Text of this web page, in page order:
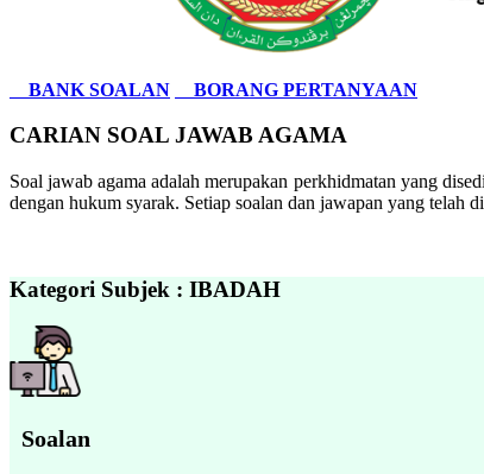
BANK SOALAN BORANG PERTANYAAN
CARIAN SOAL JAWAB AGAMA
Soal jawab agama adalah merupakan perkhidmatan yang
dengan hukum syarak. Setiap soalan dan jawapan yang
Kategori Subjek : IBADAH
Soalan